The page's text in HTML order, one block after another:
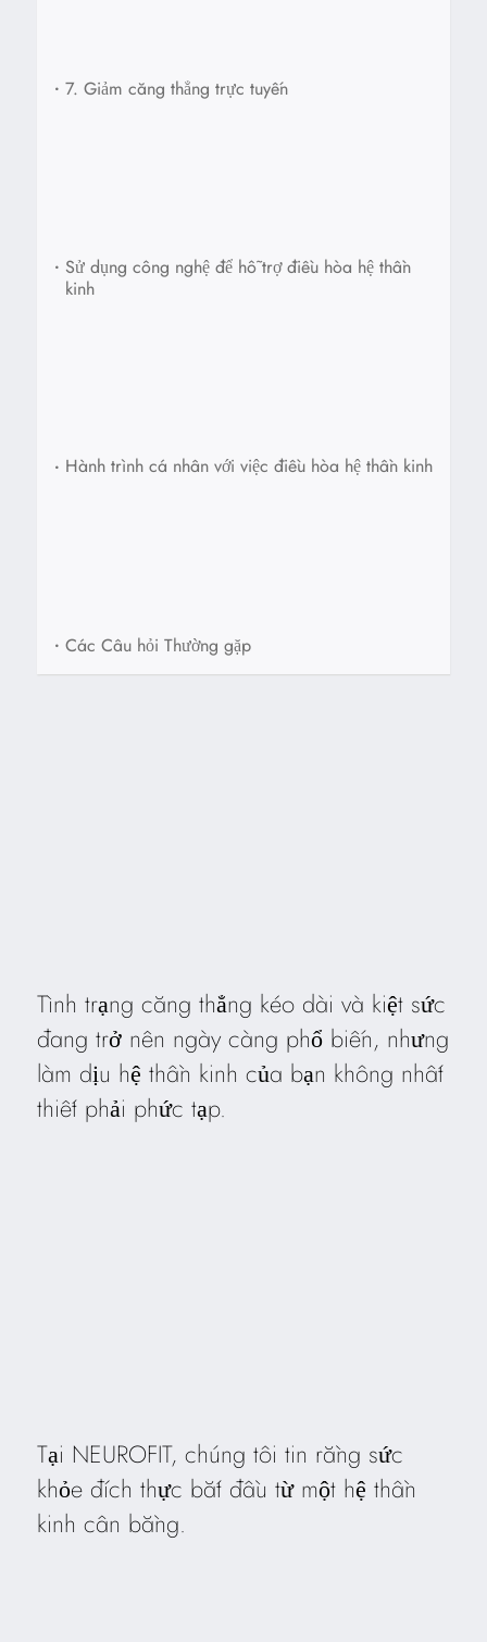
• 7. Giảm căng thẳng trực tuyến
• Sử dụng công nghệ để hỗ trợ điều hòa hệ thần
kinh
• Hành trình cá nhân với việc điều hòa hệ thần kinh
• Các Câu hỏi Thường gặp
Tình trạng căng thẳng kéo dài và kiệt sức
đang trở nên ngày càng phổ biến, nhưng
làm dịu hệ thần kinh của bạn không nhất
thiết phải phức tạp.
Tại NEUROFIT, chúng tôi tin rằng sức
khỏe đích thực bắt đầu từ một hệ thần
kinh cân bằng.